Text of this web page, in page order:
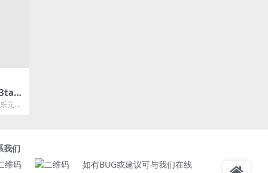
添
元数
我们
如有BUG或建议可与我们在线